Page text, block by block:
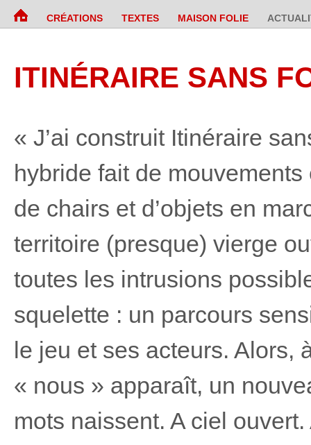
CRÉATIONS TEXTES MAISON FOLIE
ITINÉRAIRE SANS
« J’ai construit Itinéraire
hybride fait de
de chairs et d’objets en
territoire (presque) vierge
toutes les intrusions
squelette : un parcours
le jeu et ses acteurs. Alors,
« nous » apparaît, un
mots naissent. A ciel